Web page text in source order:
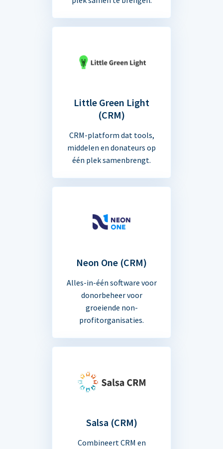
Little Green Light
(CRM)
CRM-platform dat tools,
middelen en donateurs op
één plek samenbrengt.
Neon One (CRM)
Alles-in-één software voor
donorbeheer voor
groeiende non-
profitorganisaties.
Salsa (CRM)
Combineert CRM en